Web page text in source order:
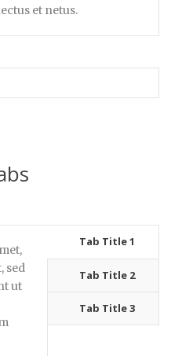
et netus.
Tab Title 1
Tab Title 2
Tab Title 3
sed
ut